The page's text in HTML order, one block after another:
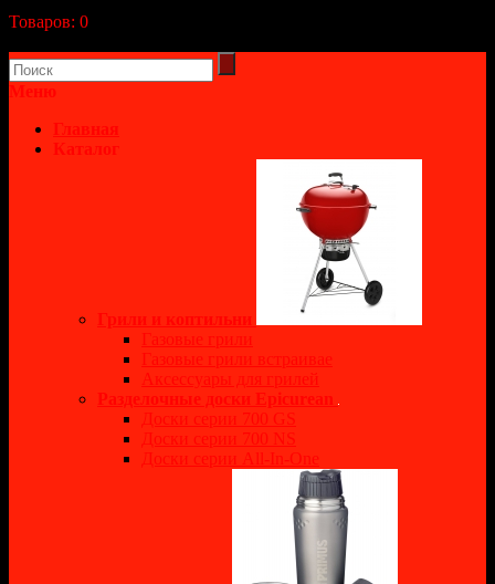
Товаров: 0
Меню
Главная
Каталог
Грили и коптильни
Газовые грили
Газовые грили встраивае
Аксессуары для грилей
Разделочные доски Epicurean
Доски серии 700 GS
Доски серии 700 NS
Доски серии All-In-One